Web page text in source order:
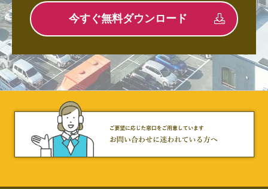
今すぐ無料ダウンロード